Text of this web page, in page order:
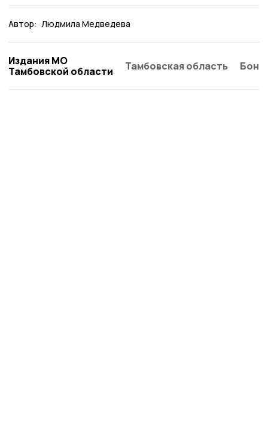
Автор: Людмила Медведева
Издания МО
Тамбовской области
Тамбовская область